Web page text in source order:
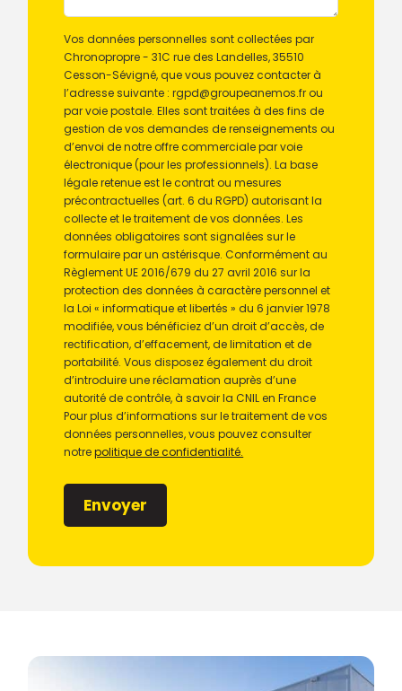
Vos données personnelles sont collectées par
Chronopropre - 31C rue des Landelles, 35510
Cesson-Sévigné, que vous pouvez contacter à
l’adresse suivante : rgpd@groupeanemos.fr ou
par voie postale. Elles sont traitées à des fins de
gestion de vos demandes de renseignements ou
d’envoi de notre offre commerciale par voie
électronique (pour les professionnels). La base
légale retenue est le contrat ou mesures
précontractuelles (art. 6 du RGPD) autorisant la
collecte et le traitement de vos données. Les
données obligatoires sont signalées sur le
formulaire par un astérisque. Conformément au
Règlement UE 2016/679 du 27 avril 2016 sur la
protection des données à caractère personnel et
la Loi « informatique et libertés » du 6 janvier 1978
modifiée, vous bénéficiez d’un droit d’accès, de
rectification, d’effacement, de limitation et de
portabilité. Vous disposez également du droit
d’introduire une réclamation auprès d’une
autorité de contrôle, à savoir la CNIL en France
Pour plus d’informations sur le traitement de vos
données personnelles, vous pouvez consulter
notrepolitique de confidentialité.
Envoyer